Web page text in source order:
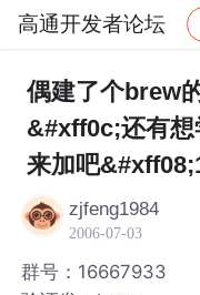
高通开发者论坛
社区 高通开发者
偶建了个brew
&#xff0c;还有
来加吧
zjfeng1984
2006-07-03
群号：16667933